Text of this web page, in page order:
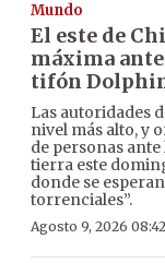
Mundo
El este de
máxima
tifón
Las autoridades
nivel más alto, y
de personas
tierra este
donde se
torrenciales”.
Agosto 9, 2026